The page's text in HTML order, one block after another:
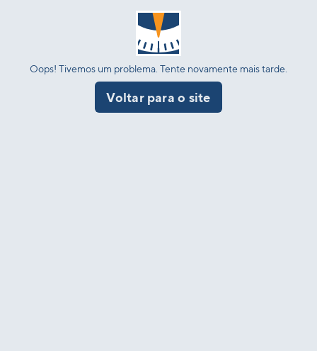
Oops! Tivemos um problema. Tente novamente mais tarde.
Voltar para o site